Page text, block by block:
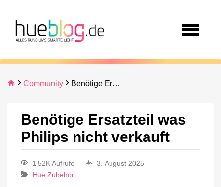
Community Benötige Ersatzteil was Philips nicht verkauft
Benötige Ersatzteil was
Philips nicht verkauft
1.52K Aufrufe
3. August 2025
Hue Zubehör